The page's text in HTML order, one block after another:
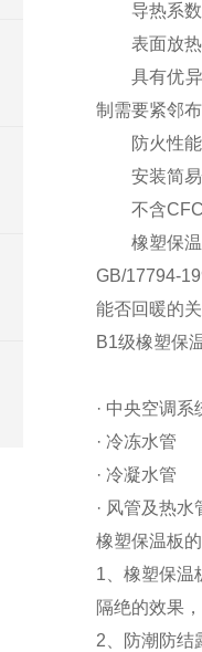
导热系数
表面放热
具有优异的
制需要紧邻
防火性能
安装简易
不含CFC,
橡塑保温板
GB/17794-
能否回暖的
B1级橡塑保
· 中央空调
· 冷冻水管
· 冷凝水管
· 风管及热水
橡塑保温板
1、橡塑保温
隔绝的效果
2、防潮防结